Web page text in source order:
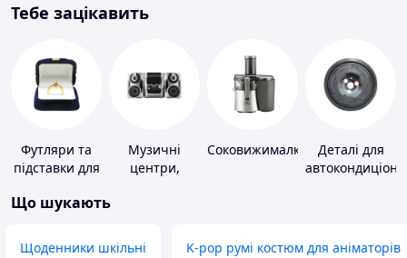
Тебе зацікавить
Футляри та
підставки для
Музичні
центри,
Соковижималки
Деталі для
Що шукають
Щоденники шкільні K-pop румі костюм для аніматорів